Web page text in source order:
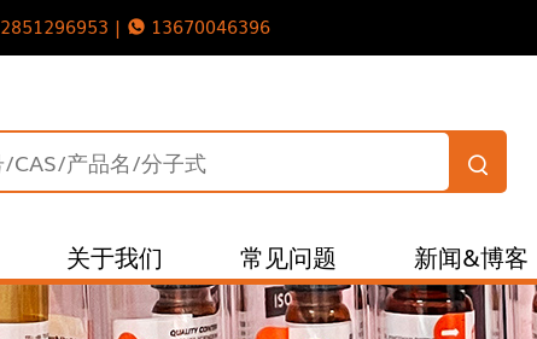
2851296953 | 13670046396
关于我们 常见问题 新闻&博客